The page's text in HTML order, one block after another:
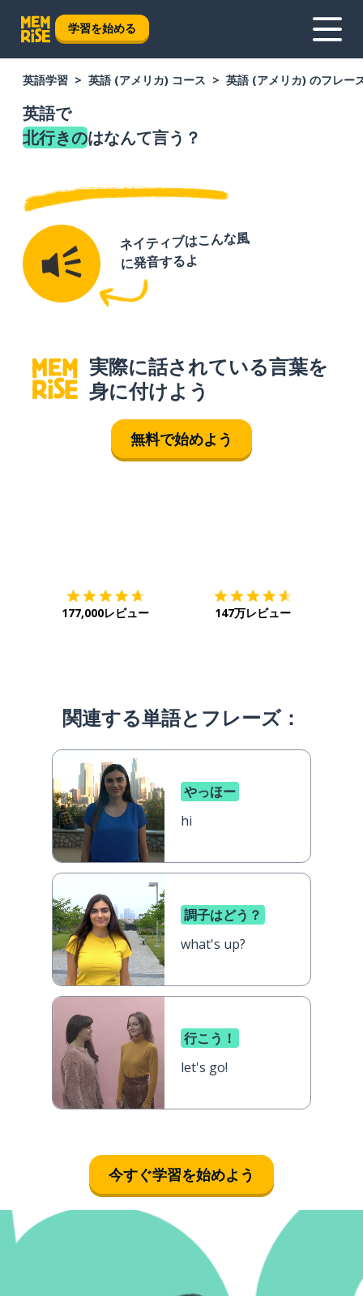
学習を始める
英語学習 英語 (アメリカ) コース 英語 (アメリカ) のフレー
英語で
北行きのはなんて言う？
ネイティブはこんな風
に発音するよ
実際に話されている言葉を
身に付けよう
無料で始めよう
177,000レビュー 147万レビュー
関連する単語とフレーズ：
やっほー
hi
調子はどう？
what's up?
行こう！
let's go!
今すぐ学習を始めよう